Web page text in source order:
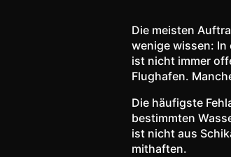
Die meisten
wenige wissen:
ist nicht immer
Flughafen.
Die häufigste
bestimmten
ist nicht aus
mithaften.